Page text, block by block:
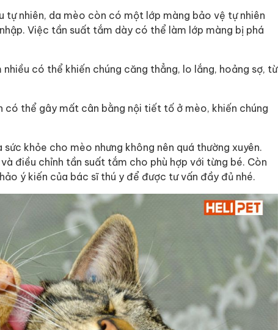
tự nhiên, da mèo còn có một lớp màng bảo vệ tự nhiên
Việc tần suất tắm dày có thể làm lớp màng bị phá
có thể khiến chúng căng thẳng, lo lắng, hoảng sợ, từ
có thể gây mất cân bằng nội tiết tố ở mèo, khiến chúng
khỏe cho mèo nhưng không nên quá thường xuyên.
điều chỉnh tần suất tắm cho phù hợp với từng bé. Còn
ý kiến của bác sĩ thú y để được tư vấn đầy đủ nhé.